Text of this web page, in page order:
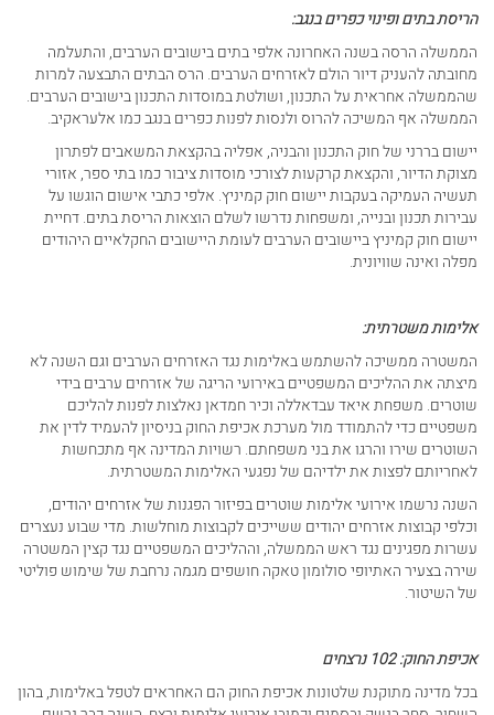
הריסת בתים ופינוי כפרים בנגב:
הממשלה הרסה בשנה האחרונה אלפי בתים בישובים הערבים, והתעלמה
מחובתה להעניק דיור הולם לאזרחים הערבים. הרס הבתים התבצעה למרות
שהממשלה אחראית על התכנון, ושולטת במוסדות התכנון בישובים הערבים.
הממשלה אף המשיכה להרוס ולנסות לפנות כפרים בנגב כמו אלעראקיב.
יישום בררני של חוק התכנון והבניה, אפליה בהקצאת המשאבים לפתרון
מצוקת הדיור, והקצאת קרקעות לצורכי מוסדות ציבור כמו בתי ספר, אזורי
תעשיה העמיקה בעקבות יישום חוק קמיניץ. אלפי כתבי אישום הוגשו על
עבירות תכנון ובנייה, ומשפחות נדרשו לשלם הוצאות הריסת בתים. דחיית
יישום חוק קמיניץ ביישובים הערבים לעומת היישובים החקלאיים היהודים
מפלה ואינה שוויונית.
אלימות משטרתית:
המשטרה ממשיכה להשתמש באלימות נגד האזרחים הערבים וגם השנה לא
מיצתה את ההליכים המשפטיים באירועי הריגה של אזרחים ערבים בידי
שוטרים. משפחת איאד עבדאללה וכיר חמדאן נאלצות לפנות להליכם
משפטיים כדי להתמודד מול מערכת אכיפת החוק בניסיון להעמיד לדין את
השוטרים שירו והרגו את בני משפחתם. רשויות המדינה אף מתכחשות
לאחריותם לפצות את ילדיהם של נפגעי האלימות המשטרתית.
השנה נרשמו אירועי אלימות שוטרים בפיזור הפגנות של אזרחים יהודים,
וכלפי קבוצות אזרחים יהודים ששייכים לקבוצות מוחלשות. מדי שבוע נעצרים
עשרות מפגינים נגד ראש הממשלה, וההליכים המשפטיים נגד קצין המשטרה
שירה בצעיר האתיופי סולומון טאקה חושפים מגמה נרחבת של שימוש פוליטי
של השיטור.
אכיפת החוק: 102 נרצחים
בכל מדינה מתוקנת שלטונות אכיפת החוק הם האחראים לטפל באלימות, בהון